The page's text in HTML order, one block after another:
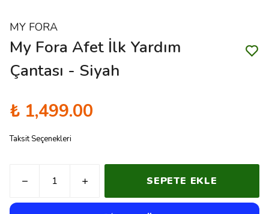
MY FORA
My Fora Afet İlk Yardım
Çantası - Siyah
₺ 1,499.00
Taksit Seçenekleri
SEPETE EKLE